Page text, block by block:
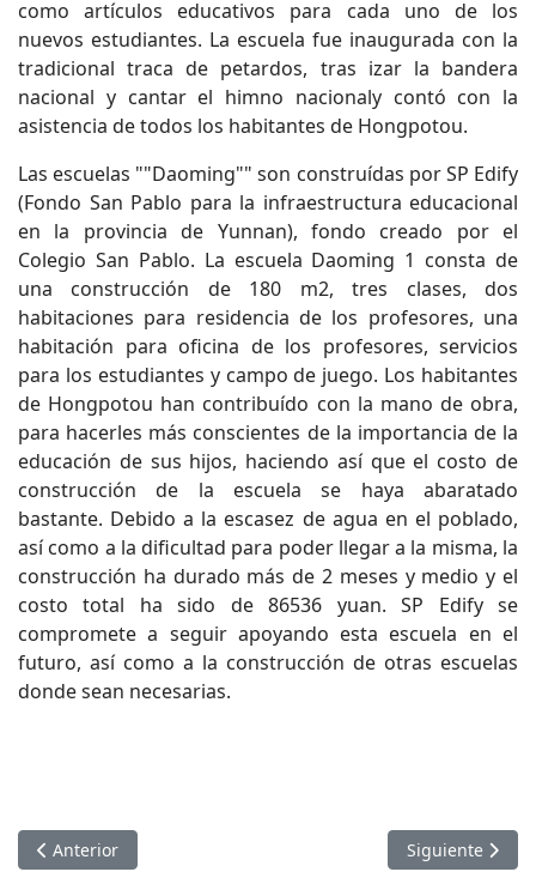
como artículos educativos para cada uno de los
nuevos estudiantes. La escuela fue inaugurada con la
tradicional traca de petardos, tras izar la bandera
nacional y cantar el himno nacionaly contó con la
asistencia de todos los habitantes de Hongpotou.
Las escuelas ""Daoming"" son construídas por SP Edify
(Fondo San Pablo para la infraestructura educacional
en la provincia de Yunnan), fondo creado por el
Colegio San Pablo. La escuela Daoming 1 consta de
una construcción de 180 m2, tres clases, dos
habitaciones para residencia de los profesores, una
habitación para oficina de los profesores, servicios
para los estudiantes y campo de juego. Los habitantes
de Hongpotou han contribuído con la mano de obra,
para hacerles más conscientes de la importancia de la
educación de sus hijos, haciendo así que el costo de
construcción de la escuela se haya abaratado
bastante. Debido a la escasez de agua en el poblado,
así como a la dificultad para poder llegar a la misma, la
construcción ha durado más de 2 meses y medio y el
costo total ha sido de 86536 yuan. SP Edify se
compromete a seguir apoyando esta escuela en el
futuro, así como a la construcción de otras escuelas
donde sean necesarias.
Artículo anterior: Nuestra escuela Daoming-3
Anterior Artículo
Siguiente